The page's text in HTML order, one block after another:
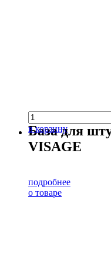
в корзину
База для
VISAGE
подробнее
о товаре